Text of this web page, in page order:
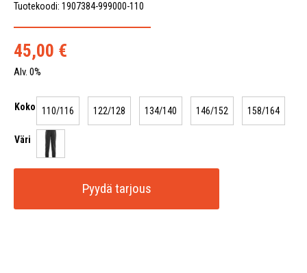
Tuotekoodi: 1907384-999000-110
45,00 €
Alv. 0%
Koko 110/116 122/128 134/140 146/152 158/164
Väri
Pyydä tarjous